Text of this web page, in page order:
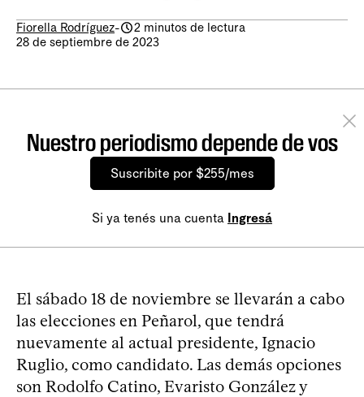
Fiorella Rodríguez-
2 minutos de lectura
28 de septiembre de 2023
Nuestro periodismo depende de vos
Suscribite por $255/mes
Si ya tenés una cuenta Ingresá
El sábado 18 de noviembre se llevarán a cabo
las elecciones en Peñarol, que tendrá
nuevamente al actual presidente, Ignacio
Ruglio, como candidato. Las demás opciones
son Rodolfo Catino, Evaristo González y